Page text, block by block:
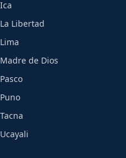
Ica
La Libertad
Lima
Madre de Dios
Pasco
Puno
Tacna
Ucayali